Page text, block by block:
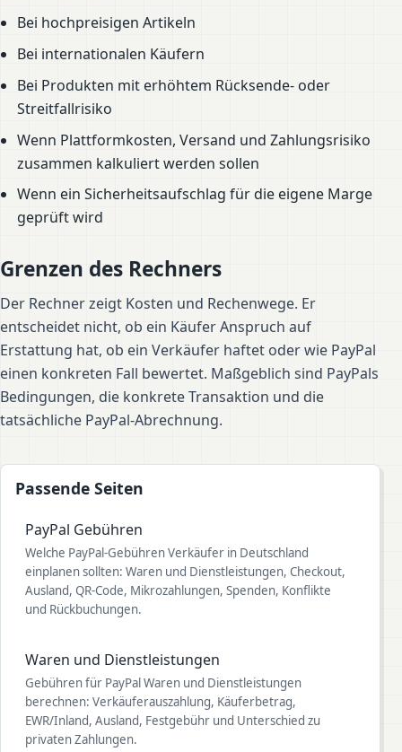
Bei hochpreisigen Artikeln
Bei internationalen Käufern
Bei Produkten mit erhöhtem Rücksende- oder
Streitfallrisiko
Wenn Plattformkosten, Versand und Zahlungsrisiko
zusammen kalkuliert werden sollen
Wenn ein Sicherheitsaufschlag für die eigene Marge
geprüft wird
Grenzen des Rechners
Der Rechner zeigt Kosten und Rechenwege. Er
entscheidet nicht, ob ein Käufer Anspruch auf
Erstattung hat, ob ein Verkäufer haftet oder wie PayPal
einen konkreten Fall bewertet. Maßgeblich sind PayPals
Bedingungen, die konkrete Transaktion und die
tatsächliche PayPal-Abrechnung.
Passende Seiten
PayPal Gebühren
Welche PayPal-Gebühren Verkäufer in Deutschland
einplanen sollten: Waren und Dienstleistungen, Checkout,
Ausland, QR-Code, Mikrozahlungen, Spenden, Konflikte
und Rückbuchungen.
Waren und Dienstleistungen
Gebühren für PayPal Waren und Dienstleistungen
berechnen: Verkäuferauszahlung, Käuferbetrag,
EWR/Inland, Ausland, Festgebühr und Unterschied zu
privaten Zahlungen.